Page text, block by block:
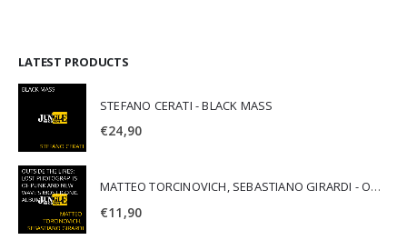
LATEST PRODUCTS
STEFANO CERATI - BLACK MASS
€24,90
MATTEO TORCINOVICH, SEBASTIANO GIRARDI - OUTSIDE THE LINES: LOST PHOTOGRAPHS OF PUNK AND NEW WAVE'S MOST ICONIC ALBUMS
€11,90